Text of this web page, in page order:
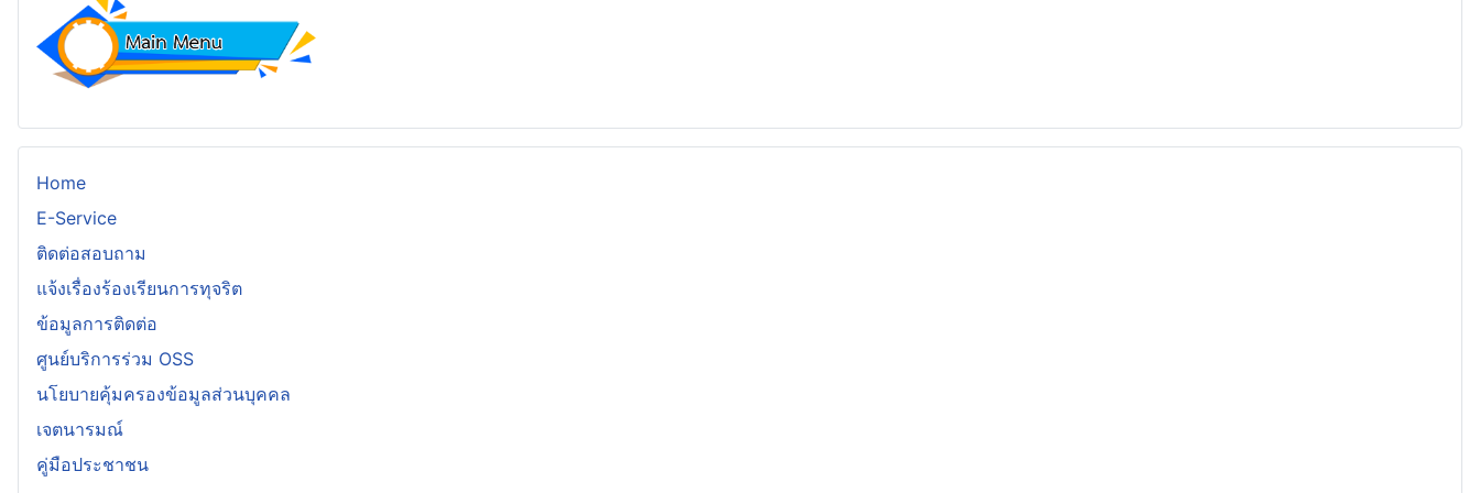
Home
E-Service
ติดต่อสอบถาม
แจ้งเรื่องร้องเรียนการทุจริต
ข้อมูลการติดต่อ
ศูนย์บริการร่วม OSS
นโยบายคุ้มครองข้อมูลส่วนบุคคล
เจตนารมณ์
คู่มือประชาชน